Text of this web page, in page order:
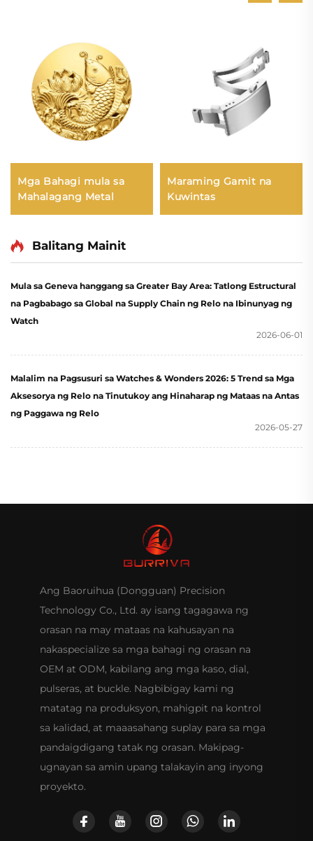
Mga Bahagi mula sa
Mahalagang Metal
Maraming Gamit na
Kuwintas
Balitang Mainit
Mula sa Geneva hanggang sa Greater Bay Area: Tatlong Estructural
na Pagbabago sa Global na Supply Chain ng Relo na Ibinunyag ng
Watch
2026-06-01
Malalim na Pagsusuri sa Watches & Wonders 2026: 5 Trend sa Mga
Aksesorya ng Relo na Tinutukoy ang Hinaharap ng Mataas na Antas
ng Paggawa ng Relo
2026-05-27
Ang Baoruihua (Dongguan) Precision
Technology Co., Ltd. ay isang tagagawa ng
orasan na may mataas na kahusayan na
nakaspecialize sa mga bahagi ng orasan na
OEM at ODM, kabilang ang mga kaso, dial,
pulseras, at buckle. Nagbibigay kami ng
matatag na produksyon, mahigpit na kontrol
sa kalidad, at maaasahang suplay para sa mga
pandaigdigang tatak ng orasan. Makipag-
ugnayan sa amin upang talakayin ang inyong
proyekto.